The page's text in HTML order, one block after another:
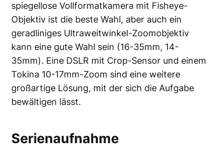
spiegellose Vollformatkamera mit Fisheye-
Objektiv ist die beste Wahl, aber auch ein
geradliniges Ultraweitwinkel-Zoomobjektiv
kann eine gute Wahl sein (16-35mm, 14-
35mm). Eine DSLR mit Crop-Sensor und einem
Tokina 10-17mm-Zoom sind eine weitere
großartige Lösung, mit der sich die Aufgabe
bewältigen lässt.
Serienaufnahme